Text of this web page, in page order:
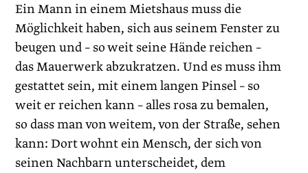
Ein Mann in einem Mietshaus muss die
Möglichkeit haben, sich aus ­seinem Fenster zu
beugen und – so weit seine Hände reichen –
das Mauerwerk abzukratzen. Und es muss ihm
gestattet sein, mit einem langen Pinsel – so
weit er reichen kann – alles rosa zu bemalen,
so dass man von weitem, von der Straße, sehen
kann: Dort wohnt ein Mensch, der sich von
seinen Nachbarn unterscheidet, dem